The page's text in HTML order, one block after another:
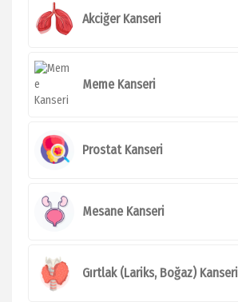
Akciğer Kanseri
Meme Kanseri
Prostat Kanseri
Mesane Kanseri
Gırtlak (Lariks, Boğaz) Kanseri